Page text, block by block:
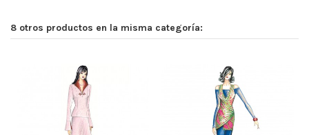
8 otros productos en la misma categoría: